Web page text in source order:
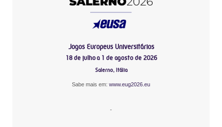
Jogos Europeus Universitários
18 de julho a 1 de agosto de 2026
Salerno, Itália
Sabe mais em: www.eug2026.eu
-